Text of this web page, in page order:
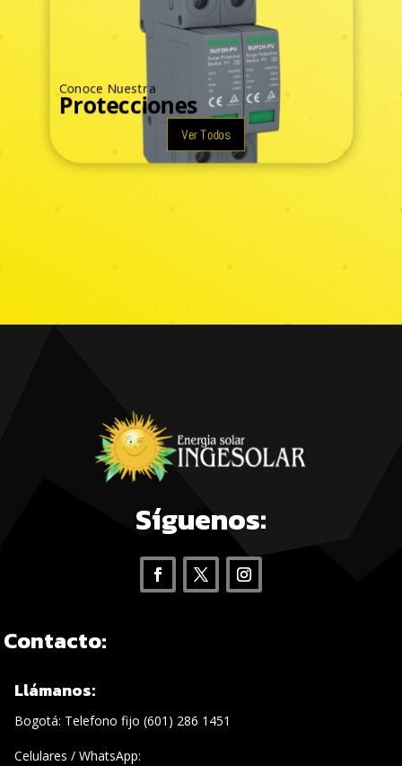
Conoce Nuestra
Protecciones
Ver Todos
Síguenos:
Contacto:
Llámanos:
Bogotá: Telefono fijo (601) 286 1451
Celulares / WhatsApp: